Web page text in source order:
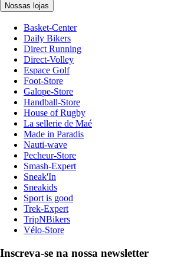
Nossas lojas
Basket-Center
Daily Bikers
Direct Running
Direct-Volley
Espace Golf
Foot-Store
Galope-Store
Handball-Store
House of Rugby
La sellerie de Maé
Made in Paradis
Nauti-wave
Pecheur-Store
Smash-Expert
Sneak'In
Sneakids
Sport is good
Trek-Expert
TripNBikers
Vélo-Store
Inscreva-se na nossa newsletter